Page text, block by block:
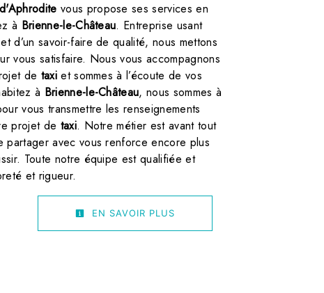
vous propose ses services en
à Brienne-le-Château. Entreprise usant
d’un savoir-faire de qualité, nous mettons
vous satisfaire. Nous vous accompagnons
de taxiet sommes à l’écoute de vos
à Brienne-le-Château, nous sommes à
vous transmettre les renseignements
projet de taxi. Notre métier est avant tout
partager avec vous renforce encore plus
Toute notre équipe est qualifiée et
et rigueur.
EN SAVOIR PLUS